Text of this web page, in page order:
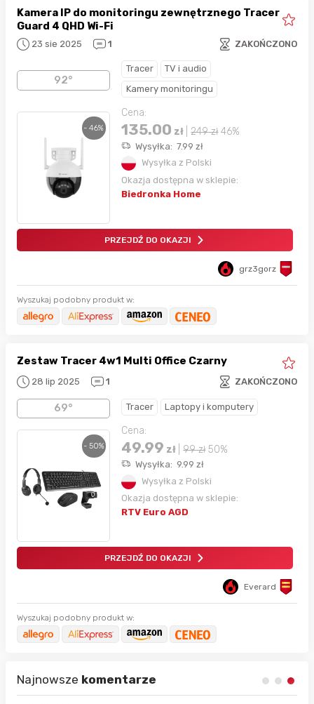
Kamera IP do monitoringu zewnętrznego Tracer
Guard 4 QHD Wi-Fi
23 sie 2025 1 ZAKOŃCZONO
92°
Tracer
TV i audio
Kamery monitoringu
- 46%
Cena:
135.00 zł 249zł 46%
Wysyłka: 7.99 zł
Wysyłka z Polski
Okazja dostępna w sklepie:
Biedronka Home
PRZEJDŹ DO OKAZJI
grz3gorz
Wyszukaj podobny produkt w:
Zestaw Tracer 4w1 Multi Office Czarny
28 lip 2025 1 ZAKOŃCZONO
69° Tracer Laptopy i komputery
- 50%
Cena:
49.99 zł 99zł 50%
Wysyłka: 9.99 zł
Wysyłka z Polski
Okazja dostępna w sklepie:
RTV Euro AGD
PRZEJDŹ DO OKAZJI
Everard
Wyszukaj podobny produkt w:
Najnowsze komentarze